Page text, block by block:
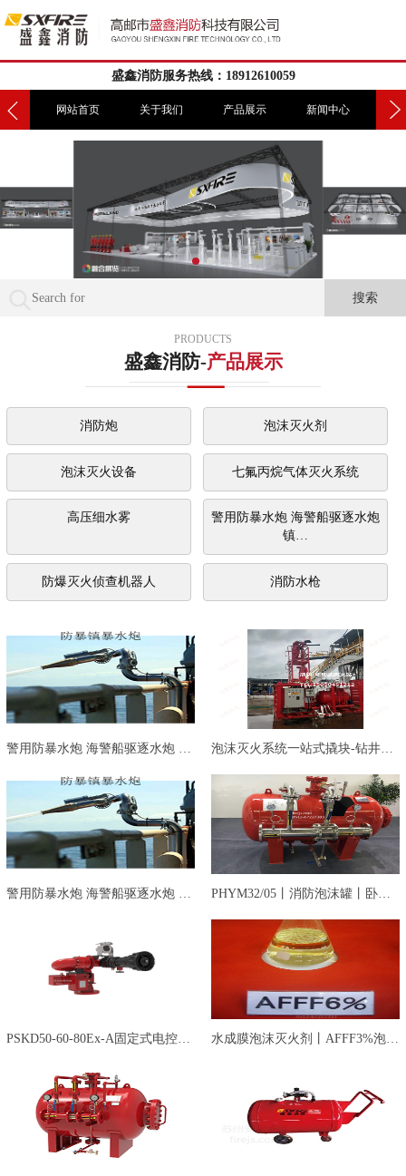
盛鑫消防服务热线：18912610059
们 网站首页 关于我们 产品展示 新闻中心 工
PRODUCTS
盛鑫消防-产品展示
消防炮 泡沫灭火剂
泡沫灭火设备 七氟丙烷气体灭火系统
高压细水雾
警用防暴水炮 海警船驱逐水炮
镇…
防爆灭火侦查机器人 消防水枪
警用防暴水炮 海警船驱逐水炮 镇… 泡沫灭火系统一站式撬块-钻井石油…
警用防暴水炮 海警船驱逐水炮 镇… PHYM32/05丨消防泡沫罐丨卧式泡沫…
PSKD50-60-80Ex-A固定式电控消防… 水成膜泡沫灭火剂丨AFFF3%泡沫液…